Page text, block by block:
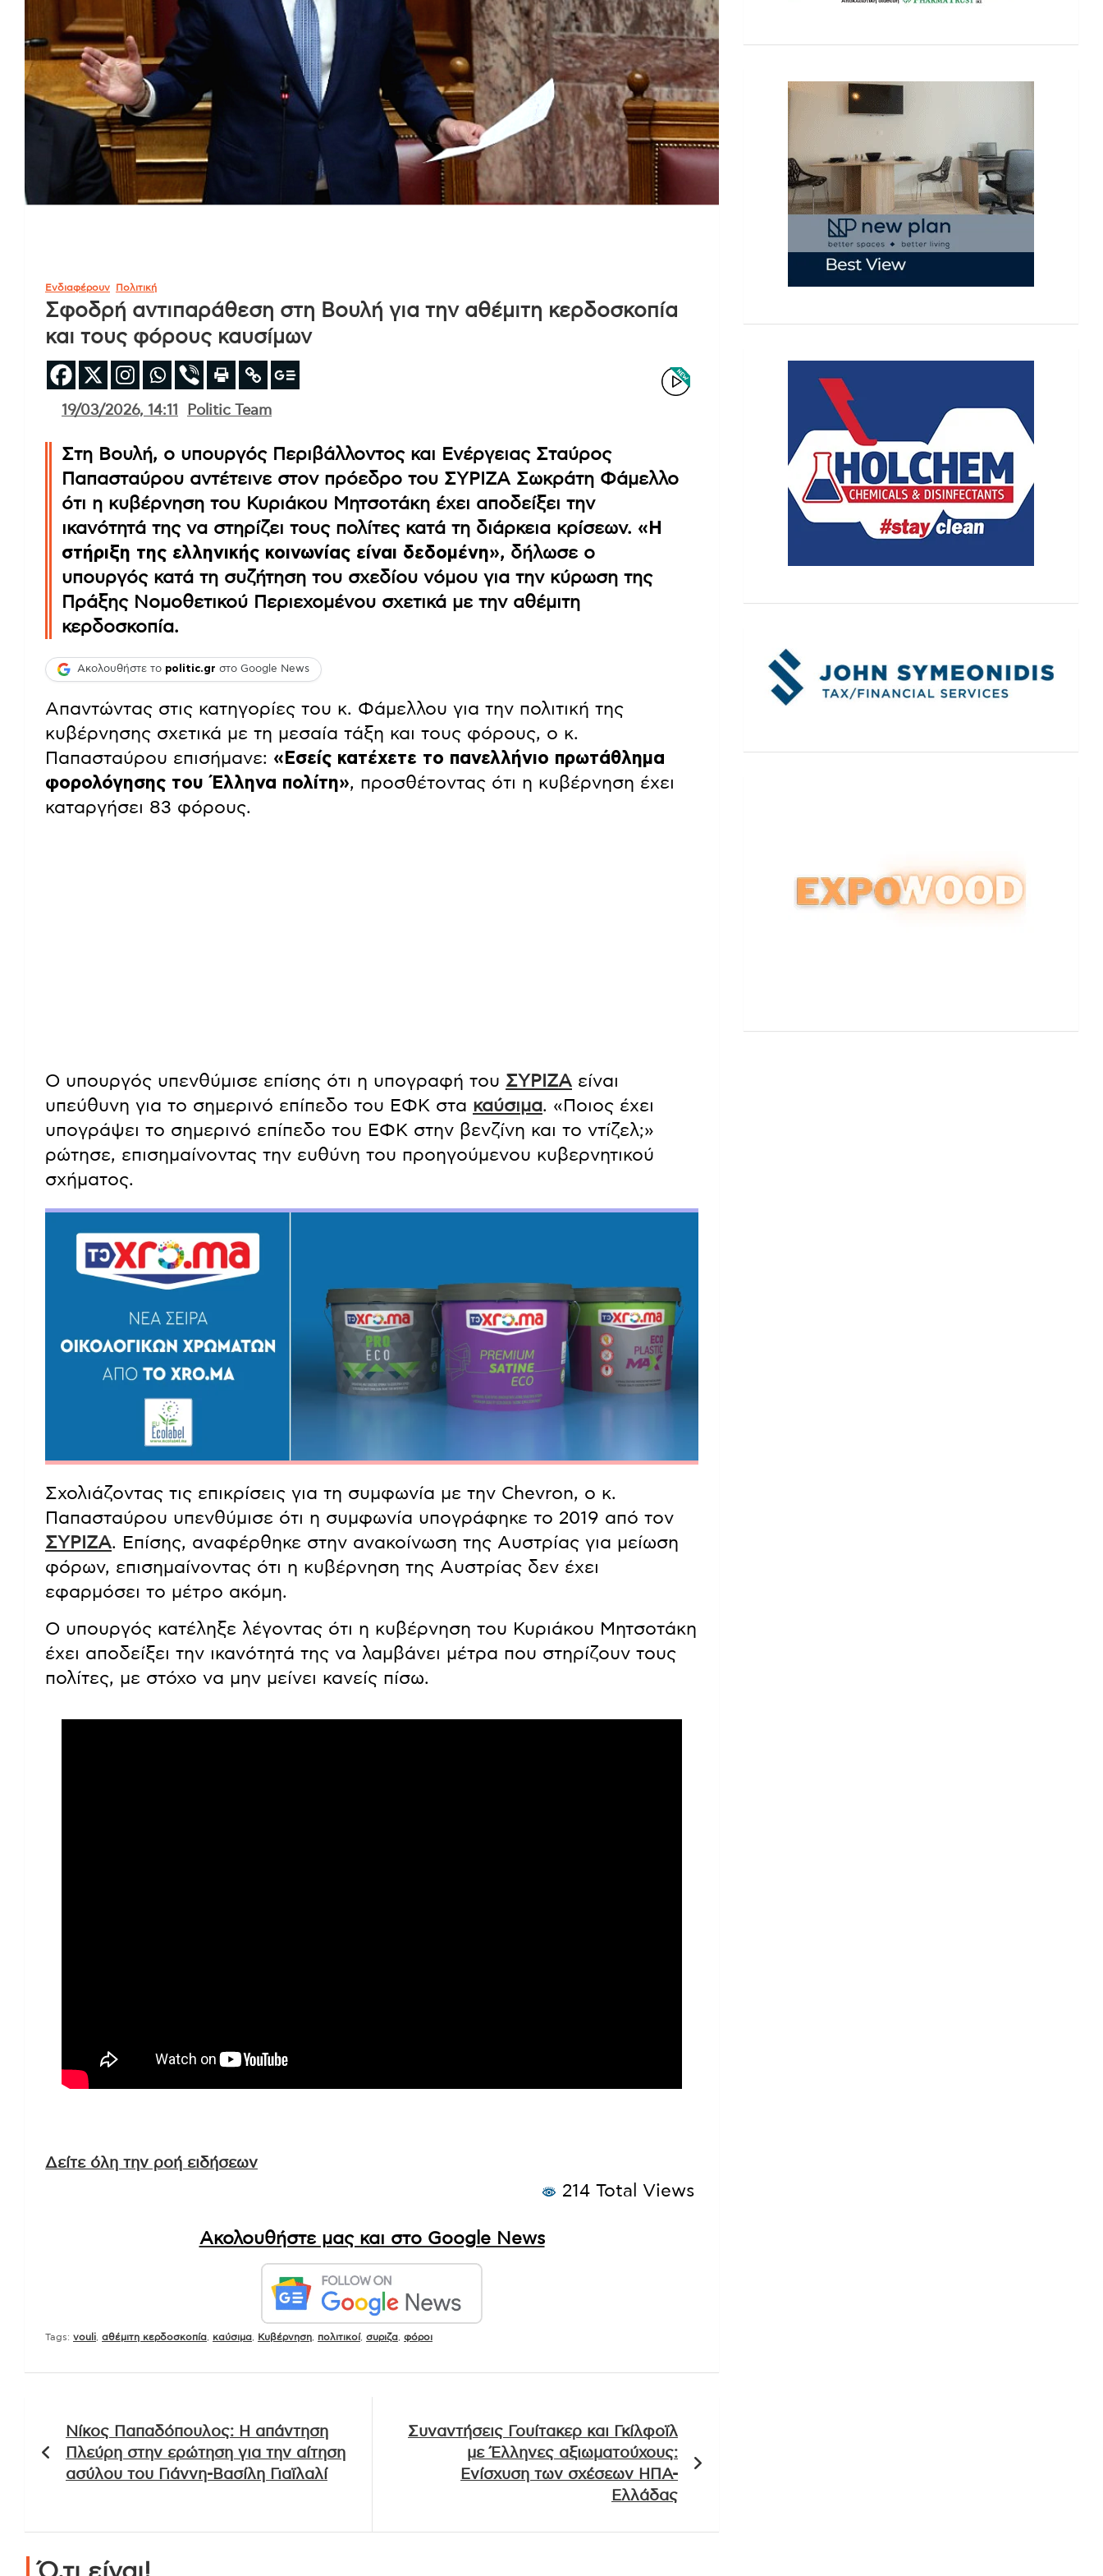
Ενδιαφέρουν Πολιτική
Σφοδρή αντιπαράθεση στη Βουλή για την αθέμιτη κερδοσκοπία
και τους φόρους καυσίμων
19/03/2026, 14:11 Politic Team
Στη Βουλή, ο υπουργός Περιβάλλοντος και Ενέργειας Σταύρος
Παπασταύρου αντέτεινε στον πρόεδρο του ΣΥΡΙΖΑ Σωκράτη Φάμελλο
ότι η κυβέρνηση του Κυριάκου Μητσοτάκη έχει αποδείξει την
ικανότητά της να στηρίζει τους πολίτες κατά τη διάρκεια κρίσεων. «Η
στήριξη της ελληνικής κοινωνίας είναι δεδομένη», δήλωσε ο
υπουργός κατά τη συζήτηση του σχεδίου νόμου για την κύρωση της
Πράξης Νομοθετικού Περιεχομένου σχετικά με την αθέμιτη
κερδοσκοπία.
Ακολουθήστε το politic.gr στο Google News
Απαντώντας στις κατηγορίες του κ. Φάμελλου για την πολιτική της
κυβέρνησης σχετικά με τη μεσαία τάξη και τους φόρους, ο κ.
Παπασταύρου επισήμανε: «Εσείς κατέχετε το πανελλήνιο πρωτάθλημα
φορολόγησης του Έλληνα πολίτη», προσθέτοντας ότι η κυβέρνηση έχει
καταργήσει 83 φόρους.
Ο υπουργός υπενθύμισε επίσης ότι η υπογραφή του ΣΥΡΙΖΑ είναι
υπεύθυνη για το σημερινό επίπεδο του ΕΦΚ στα καύσιμα. «Ποιος έχει
υπογράψει το σημερινό επίπεδο του ΕΦΚ στην βενζίνη και το ντίζελ;»
ρώτησε, επισημαίνοντας την ευθύνη του προηγούμενου κυβερνητικού
σχήματος.
Σχολιάζοντας τις επικρίσεις για τη συμφωνία με την Chevron, ο κ.
Παπασταύρου υπενθύμισε ότι η συμφωνία υπογράφηκε το 2019 από τον
ΣΥΡΙΖΑ. Επίσης, αναφέρθηκε στην ανακοίνωση της Αυστρίας για μείωση
φόρων, επισημαίνοντας ότι η κυβέρνηση της Αυστρίας δεν έχει
εφαρμόσει το μέτρο ακόμη.
Ο υπουργός κατέληξε λέγοντας ότι η κυβέρνηση του Κυριάκου Μητσοτάκη
έχει αποδείξει την ικανότητά της να λαμβάνει μέτρα που στηρίζουν τους
πολίτες, με στόχο να μην μείνει κανείς πίσω.
Δείτε όλη την ροή ειδήσεων
214 Total Views
Ακολουθήστε μας και στο Google News
Tags: vouli αθέμιτη κερδοσκοπία καύσιμα Κυβέρνηση πολιτικοί, συριζα φόροι
άρθρων
Νίκος Παπαδόπουλος: Η απάντηση
Πλεύρη στην ερώτηση για την αίτηση
ασύλου του Γιάννη-Βασίλη Γιαϊλαλί
Συναντήσεις Γουίτακερ και Γκίλφοϊλ
με Έλληνες αξιωματούχους:
Ενίσχυση των σχέσεων ΗΠΑ-
Ελλάδας